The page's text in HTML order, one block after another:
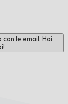
le email. Hai